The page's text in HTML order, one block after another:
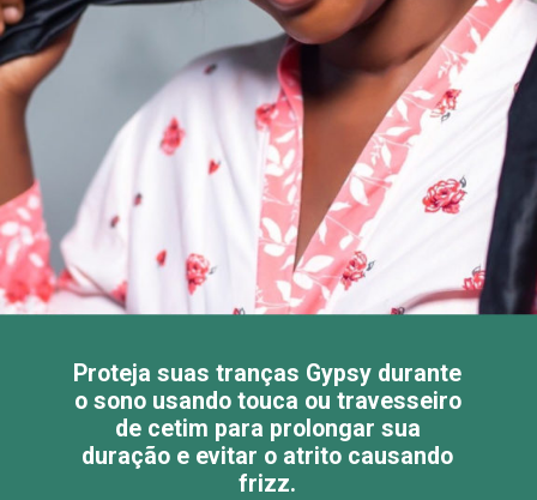
Proteja suas tranças Gypsy durante
o sono usando touca ou travesseiro
de cetim para prolongar sua
duração e evitar o atrito causando
frizz.